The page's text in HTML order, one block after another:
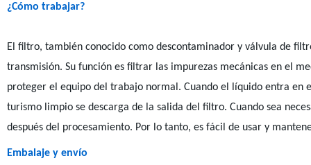
¿Cómo trabajar?
El filtro, también conocido como descontaminador y válvula de
transmisión. Su función es filtrar las impurezas mecánicas en el
proteger el equipo del trabajo normal. Cuando el líquido entra en
turismo limpio se descarga de la salida del filtro. Cuando sea
después del procesamiento. Por lo tanto, es fácil de usar y
Embalaje y envío